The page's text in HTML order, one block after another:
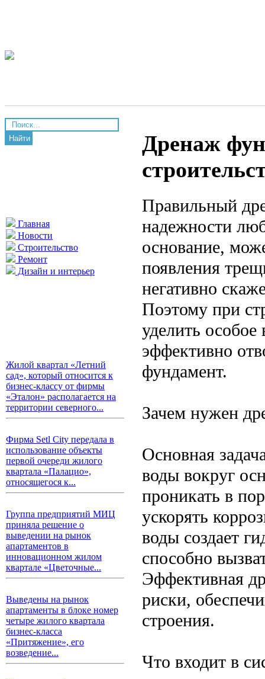
Найти
Главная
Новости
Строительство
Ремонт
Дизайн и интерьер
Жилой квартал «Летний
сад», который относится к
бизнес-классу от фирмы
«Эталон» располагается на
территории северного...
Фирма Setl City передала в
использование объекты
первой очереди жилого
квартала «Палацио»,
относящегося к...
Группа предприятий МИЦ
приняла решение о
выведении на рынок
апартаментов в
инновационном жилом
квартале «Цветочные...
Выведены на рынок
апартаменты в блоке номер
четыре жилого квартала
бизнес-класса
«Притяжение», его
возведение...
Дренаж
Правильный
надежности
основание,
появления
негативно
Поэтому при
уделить
эффективно
фундамент.
Зачем нужен
Основная
воды вокруг
проникать в
ускорять
воды создает
способно
Эффективная
риски,
строения.
Что входит в